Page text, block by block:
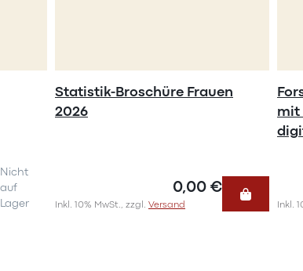
Nicht
auf
Lager
Statistik-Broschüre Frauen
2026
0,00 €
Inkl. 10% MwSt., zzgl. Versand
mit
Inkl.